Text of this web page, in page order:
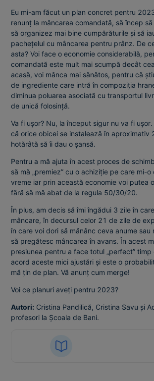
Eu mi-am făcut un plan concret pentru
renunț la mâncarea comandată, să încep
să organizez mai bine cumpărăturile și să
pachețelul cu mâncarea pentru prânz. De
asta? Voi face o economie considerabilă,
comandată este mult mai scumpă decât
acasă, voi mânca mai sănătos, pentru că
de ingrediente care intră în compoziția
diminua poluarea asociată cu transportul
de unică folosință.
Va fi ușor? Nu, la început sigur nu va fi
că orice obicei se instalează în aproximativ
hotărâtă să îi dau o șansă.
Pentru a mă ajuta în acest proces de
să mă „premiez” cu o achiziție pe care mi-
vreme iar prin această economie voi putea
fără să mă abat de la regula 50/30/20.
În plus, am decis să îmi îngădui 3 zile în
mâncare, în decursul celor 21 de zile de
în care voi dori să mănânc ceva anume sau
să pregătesc mâncarea în avans. În acest
presiunea pentru a face totul „perfect”
acord aceste mici ajustări și este o
mă țin de plan. Vă anunț cum merge!
Voi ce planuri aveți pentru 2023?
Autori: Cristina Pandilică, Cristina Savu și
profesori la Școala de Bani.